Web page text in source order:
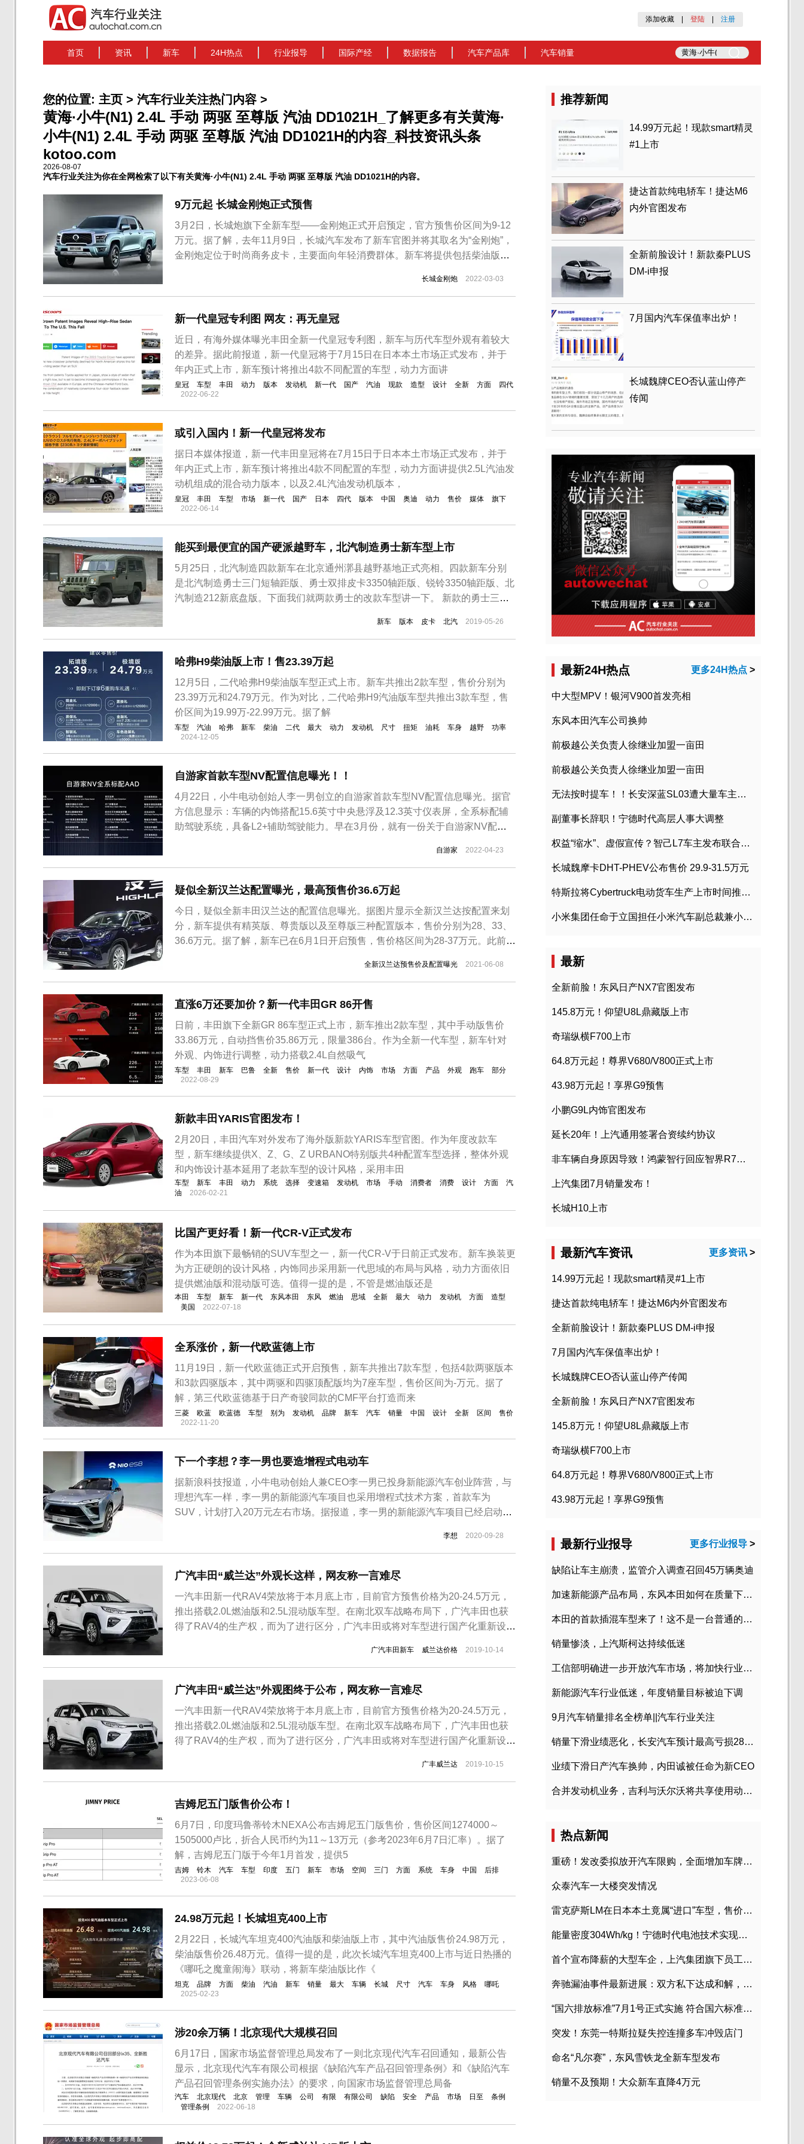
添加收藏 登陆 注册
首页 资讯 新车 24H热点 行业报导 国际产经 数据报告 汽车产品库 汽车销量
您的位置: 主页 > 汽车行业关注热门内容 >
黄海·小牛(N1) 2.4L 手动 两驱 至尊版 汽油 DD1021H_了解更多有关黄海·
小牛(N1) 2.4L 手动 两驱 至尊版 汽油 DD1021H的内容_科技资讯头条
kotoo.com
2026-08-07
汽车行业关注为你在全网检索了以下有关黄海·小牛(N1) 2.4L 手动 两驱 至尊版 汽油 DD1021H的内容。
9万元起 长城金刚炮正式预售
3月2日，长城炮旗下全新车型——金刚炮正式开启预定，官方预售价区间为9-12
万元。据了解，去年11月9日，长城汽车发布了新车官图并将其取名为“金刚炮”，
金刚炮定位于时尚商务皮卡，主要面向年轻消费群体。新车将提供包括柴油版和
箱形式。外观方面，新车延续了长城炮霸气的车身设计风格，不过金刚炮作为长
城炮旗下全新车型，新车也添加了不少展示...
长城金刚炮 2022-03-03
新一代皇冠专利图 网友：再无皇冠
近日，有海外媒体曝光丰田全新一代皇冠专利图，新车与历代车型外观有着较大
的差异。据此前报道，新一代皇冠将于7月15日在日本本土市场正式发布，并于
年内正式上市，新车预计将推出4款不同配置的车型，动力方面讲
皇冠 车型 丰田 动力 版本 发动机 新一代 国产 汽油 现款 造型 设计 全新 方面
四代
2022-06-22
或引入国内！新一代皇冠将发布
据日本媒体报道，新一代丰田皇冠将在7月15日于日本本土市场正式发布，并于
年内正式上市，新车预计将推出4款不同配置的车型，动力方面讲提供2.5L汽油发
动机组成的混合动力版本，以及2.4L汽油发动机版本，
皇冠 丰田 车型 市场 新一代 国产 日本 四代 版本 中国 奥迪 动力 售价 媒体
旗下
2022-06-14
能买到最便宜的国产硬派越野车，北汽制造勇士新车型上市
5月25日，北汽制造四款新车在北京通州漷县越野基地正式亮相。四款新车分别
是北汽制造勇士三门短轴距版、勇士双排皮卡3350轴距版、锐铃3350轴距版、北
汽制造212新底盘版。下面我们就两款勇士的改款车型讲一下。 新款的勇士三门
构上更短，2.4米的轴距的紧凑车身令该车型拥有更好接近和离去角。动力方面搭
载2.0T涡轮增压发动机搭配6速...
新车 版本 皮卡 北汽 2019-05-26
哈弗H9柴油版上市！售23.39万起
12月5日，二代哈弗H9柴油版车型正式上市。新车共推出2款车型，售价分别为
23.39万元和24.79万元。作为对比，二代哈弗H9汽油版车型共推出3款车型，售
价区间为19.99万-22.99万元。据了解
车型 汽油 哈弗 新车 柴油 二代 最大 动力 发动机 尺寸 扭矩 油耗 车身 越野
功率
2024-12-05
自游家首款车型NV配置信息曝光！！
4月22日，小牛电动创始人李一男创立的自游家首款车型NV配置信息曝光。据官
方信息显示：车辆的内饰搭配15.6英寸中央悬浮及12.3英寸仪表屏，全系标配辅
助驾驶系统，具备L2+辅助驾驶能力。早在3月份，就有一份关于自游家NV配置
月就发布，从外观来看，新车基于Urban Exploring设计理念打造，融合了城市与
越野两种不同的...
自游家 2022-04-23
疑似全新汉兰达配置曝光，最高预售价36.6万起
今日，疑似全新丰田汉兰达的配置信息曝光。据图片显示全新汉兰达按配置来划
分，新车提供有精英版、尊贵版以及至尊版三种配置版本，售价分别为28、33、
36.6万元。据了解，新车已在6月1日开启预售，售价格区间为28-37万元。此前，
可以看到28万元精英版车型，配备有7安全气囊，以及支持CARPLAY、
CARLIFE的7英寸中控屏...
全新汉兰达预售价及配置曝光 2021-06-08
直涨6万还要加价？新一代丰田GR 86开售
日前，丰田旗下全新GR 86车型正式上市，新车推出2款车型，其中手动版售价
33.86万元，自动挡售价35.86万元，限量386台。作为全新一代车型，新车针对
外观、内饰进行调整，动力搭载2.4L自然吸气
车型 丰田 新车 巴鲁 全新 售价 新一代 设计 内饰 市场 方面 产品 外观 跑车
部分
2022-08-29
新款丰田YARIS官图发布！
2月20日，丰田汽车对外发布了海外版新款YARIS车型官图。作为年度改款车
型，新车继续提供X、Z、G、Z URBANO特别版共4种配置车型选择，整体外观
和内饰设计基本延用了老款车型的设计风格，采用丰田
车型 新车 丰田 动力 系统 选择 变速箱 发动机 市场 手动 消费者 消费 设计 方面
汽
油
2026-02-21
比国产更好看！新一代CR-V正式发布
作为本田旗下最畅销的SUV车型之一，新一代CR-V于日前正式发布。新车换装更
为方正硬朗的设计风格，内饰同步采用新一代思域的布局与风格，动力方面依旧
提供燃油版和混动版可选。值得一提的是，不管是燃油版还是
本田 车型 新车 新一代 东风本田 东风 燃油 思域 全新 最大 动力 发动机 方面
造型
美国
2022-07-18
全系涨价，新一代欧蓝德上市
11月19日，新一代欧蓝德正式开启预售，新车共推出7款车型，包括4款两驱版本
和3款四驱版本，其中两驱和四驱顶配版均为7座车型，售价区间为-万元。据了
解，第三代欧蓝德基于日产奇骏同款的CMF平台打造而来
三菱 欧蓝 欧蓝德 车型 别为 发动机 品牌 新车 汽车 销量 中国 设计 全新 区间
售价
2022-11-20
下一个李想？李一男也要造增程式电动车
据新浪科技报道，小牛电动创始人兼CEO李一男已投身新能源汽车创业阵营，与
理想汽车一样，李一男的新能源汽车项目也采用增程式技术方案，首款车为
SUV，计划打入20万元左右市场。据报道，李一男的新能源汽车项目已经启动一
车阶段。样车是对车辆的性能和设计可靠性等进行试验，验证完成，就将进入小
批量试制阶段。资料显示，李一男在华中理工大学少年...
李想 2020-09-28
广汽丰田“威兰达”外观长这样，网友称一言难尽
一汽丰田新一代RAV4荣放将于本月底上市，目前官方预售价格为20-24.5万元，
推出搭载2.0L燃油版和2.5L混动版车型。在南北双车战略布局下，广汽丰田也获
得了RAV4的生产权，而为了进行区分，广汽丰田或将对车型进行国产化重新设
是RAV4车型，相比原型车，广汽丰田对其外观造型方面进行了较大调整。而从尾
部标识来看，该车命名为“...
广汽丰田新车 威兰达价格 2019-10-14
广汽丰田“威兰达”外观图终于公布，网友称一言难尽
一汽丰田新一代RAV4荣放将于本月底上市，目前官方预售价格为20-24.5万元，
推出搭载2.0L燃油版和2.5L混动版车型。在南北双车战略布局下，广汽丰田也获
得了RAV4的生产权，而为了进行区分，广汽丰田或将对车型进行国产化重新设
们证实该车正是“广丰威兰达”。新车其实就是RAV4车型，相比原型车，广汽丰田
对其外观造型方面进行了...
广丰威兰达 2019-10-15
吉姆尼五门版售价公布！
6月7日，印度玛鲁蒂铃木NEXA公布吉姆尼五门版售价，售价区间1274000～
1505000卢比，折合人民币约为11～13万元（参考2023年6月7日汇率）。据了
解，吉姆尼五门版于今年1月首发，提供5
吉姆 铃木 汽车 车型 印度 五门 新车 市场 空间 三门 方面 系统 车身 中国
后排
2023-06-08
24.98万元起！长城坦克400上市
2月22日，长城汽车坦克400汽油版和柴油版上市，其中汽油版售价24.98万元，
柴油版售价26.48万元。值得一提的是，此次长城汽车坦克400上市与近日热播的
《哪吒之魔童闹海》联动，将新车柴油版比作《
坦克 品牌 方面 柴油 汽油 新车 销量 最大 车辆 长城 尺寸 汽车 车身 风格
哪吒
2025-02-23
涉20余万辆！北京现代大规模召回
6月17日，国家市场监督管理总局发布了一则北京现代汽车召回通知，最新公告
显示，北京现代汽车有限公司根据《缺陷汽车产品召回管理条例》和《缺陷汽车
产品召回管理条例实施办法》的要求，向国家市场监督管理总局备
汽车 北京现代 北京 管理 车辆 公司 有限 有限公司 缺陷 安全 产品 市场 日至
条例
管理条例
2022-06-18
推荐新闻
14.99万元起！现款smart精灵
#1上市
捷达首款纯电轿车！捷达M6
内外官图发布
全新前脸设计！新款秦PLUS
DM-i申报
7月国内汽车保值率出炉！
长城魏牌CEO否认蓝山停产
传闻
最新24H热点 更多24H热点 >
中大型MPV！银河V900首发亮相
东风本田汽车公司换帅
前极越公关负责人徐继业加盟一亩田
前极越公关负责人徐继业加盟一亩田
无法按时提车！！长安深蓝SL03遭大量车主投诉
副董事长辞职！宁德时代高层人事大调整
权益“缩水”、虚假宣传？智己L7车主发布联合维权声明
长城魏摩卡DHT-PHEV公布售价 29.9-31.5万元
特斯拉将Cybertruck电动货车生产上市时间推迟到2023年初
小米集团任命于立国担任小米汽车副总裁兼小米汽车北京总部政委
最新
全新前脸！东风日产NX7官图发布
145.8万元！仰望U8L鼎藏版上市
奇瑞纵横F700上市
64.8万元起！尊界V680/V800正式上市
43.98万元起！享界G9预售
小鹏G9L内饰官图发布
延长20年！上汽通用签署合资续约协议
非车辆自身原因导致！鸿蒙智行回应智界R7起火事故
上汽集团7月销量发布！
长城H10上市
最新汽车资讯 更多资讯 >
14.99万元起！现款smart精灵#1上市
捷达首款纯电轿车！捷达M6内外官图发布
全新前脸设计！新款秦PLUS DM-i申报
7月国内汽车保值率出炉！
长城魏牌CEO否认蓝山停产传闻
全新前脸！东风日产NX7官图发布
145.8万元！仰望U8L鼎藏版上市
奇瑞纵横F700上市
64.8万元起！尊界V680/V800正式上市
43.98万元起！享界G9预售
最新行业报导 更多行业报导 >
缺陷让车主崩溃，监管介入调查召回45万辆奥迪
加速新能源产品布局，东风本田如何在质量下转型？
本田的首款插混车型来了！这不是一台普通的CR-V
销量惨淡，上汽斯柯达持续低迷
工信部明确进一步开放汽车市场，将加快行业兼并重组
新能源汽车行业低迷，年度销量目标被迫下调
9月汽车销量排名全榜单||汽车行业关注
销量下滑业绩恶化，长安汽车预计最高亏损28亿元
业绩下滑日产汽车换帅，内田诚被任命为新CEO
合并发动机业务，吉利与沃尔沃将共享使用动力总成
热点新闻
重磅！发改委拟放开汽车限购，全面增加车牌指标
众泰汽车一大楼突发情况
雷克萨斯LM在日本本土竟属“进口”车型，售价2580万日元
能量密度304Wh/kg！宁德时代电池技术实现突破
首个宣布降薪的大型车企，上汽集团旗下员工降薪文件曝光
奔驰漏油事件最新进展：双方私下达成和解，工商已介入调查
“国六排放标准”7月1号正式实施 符合国六标准车型目录一览
突发！东莞一特斯拉疑失控连撞多车冲毁店门
命名“凡尔赛”，东风雪铁龙全新车型发布
销量不及预期！大众新车直降4万元